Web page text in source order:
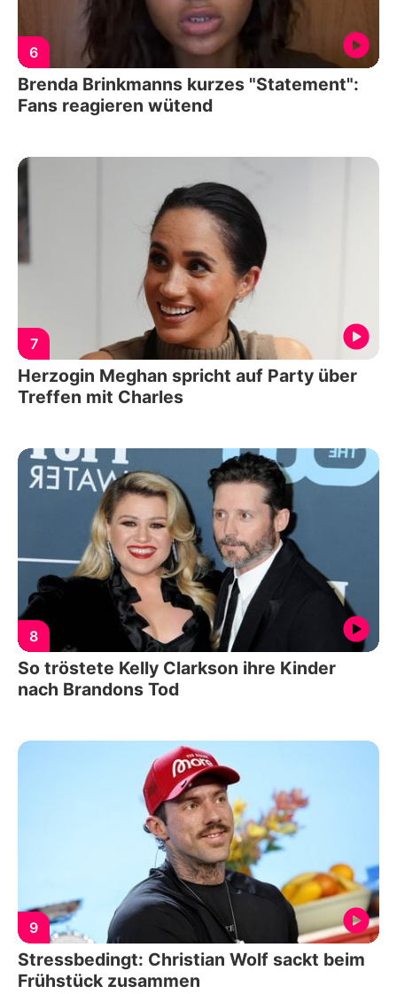
6
Brenda Brinkmanns kurzes "Statement":
Fans reagieren wütend
7
Herzogin Meghan spricht auf Party über
Treffen mit Charles
8
So tröstete Kelly Clarkson ihre Kinder
nach Brandons Tod
9
Stressbedingt: Christian Wolf sackt beim
Frühstück zusammen